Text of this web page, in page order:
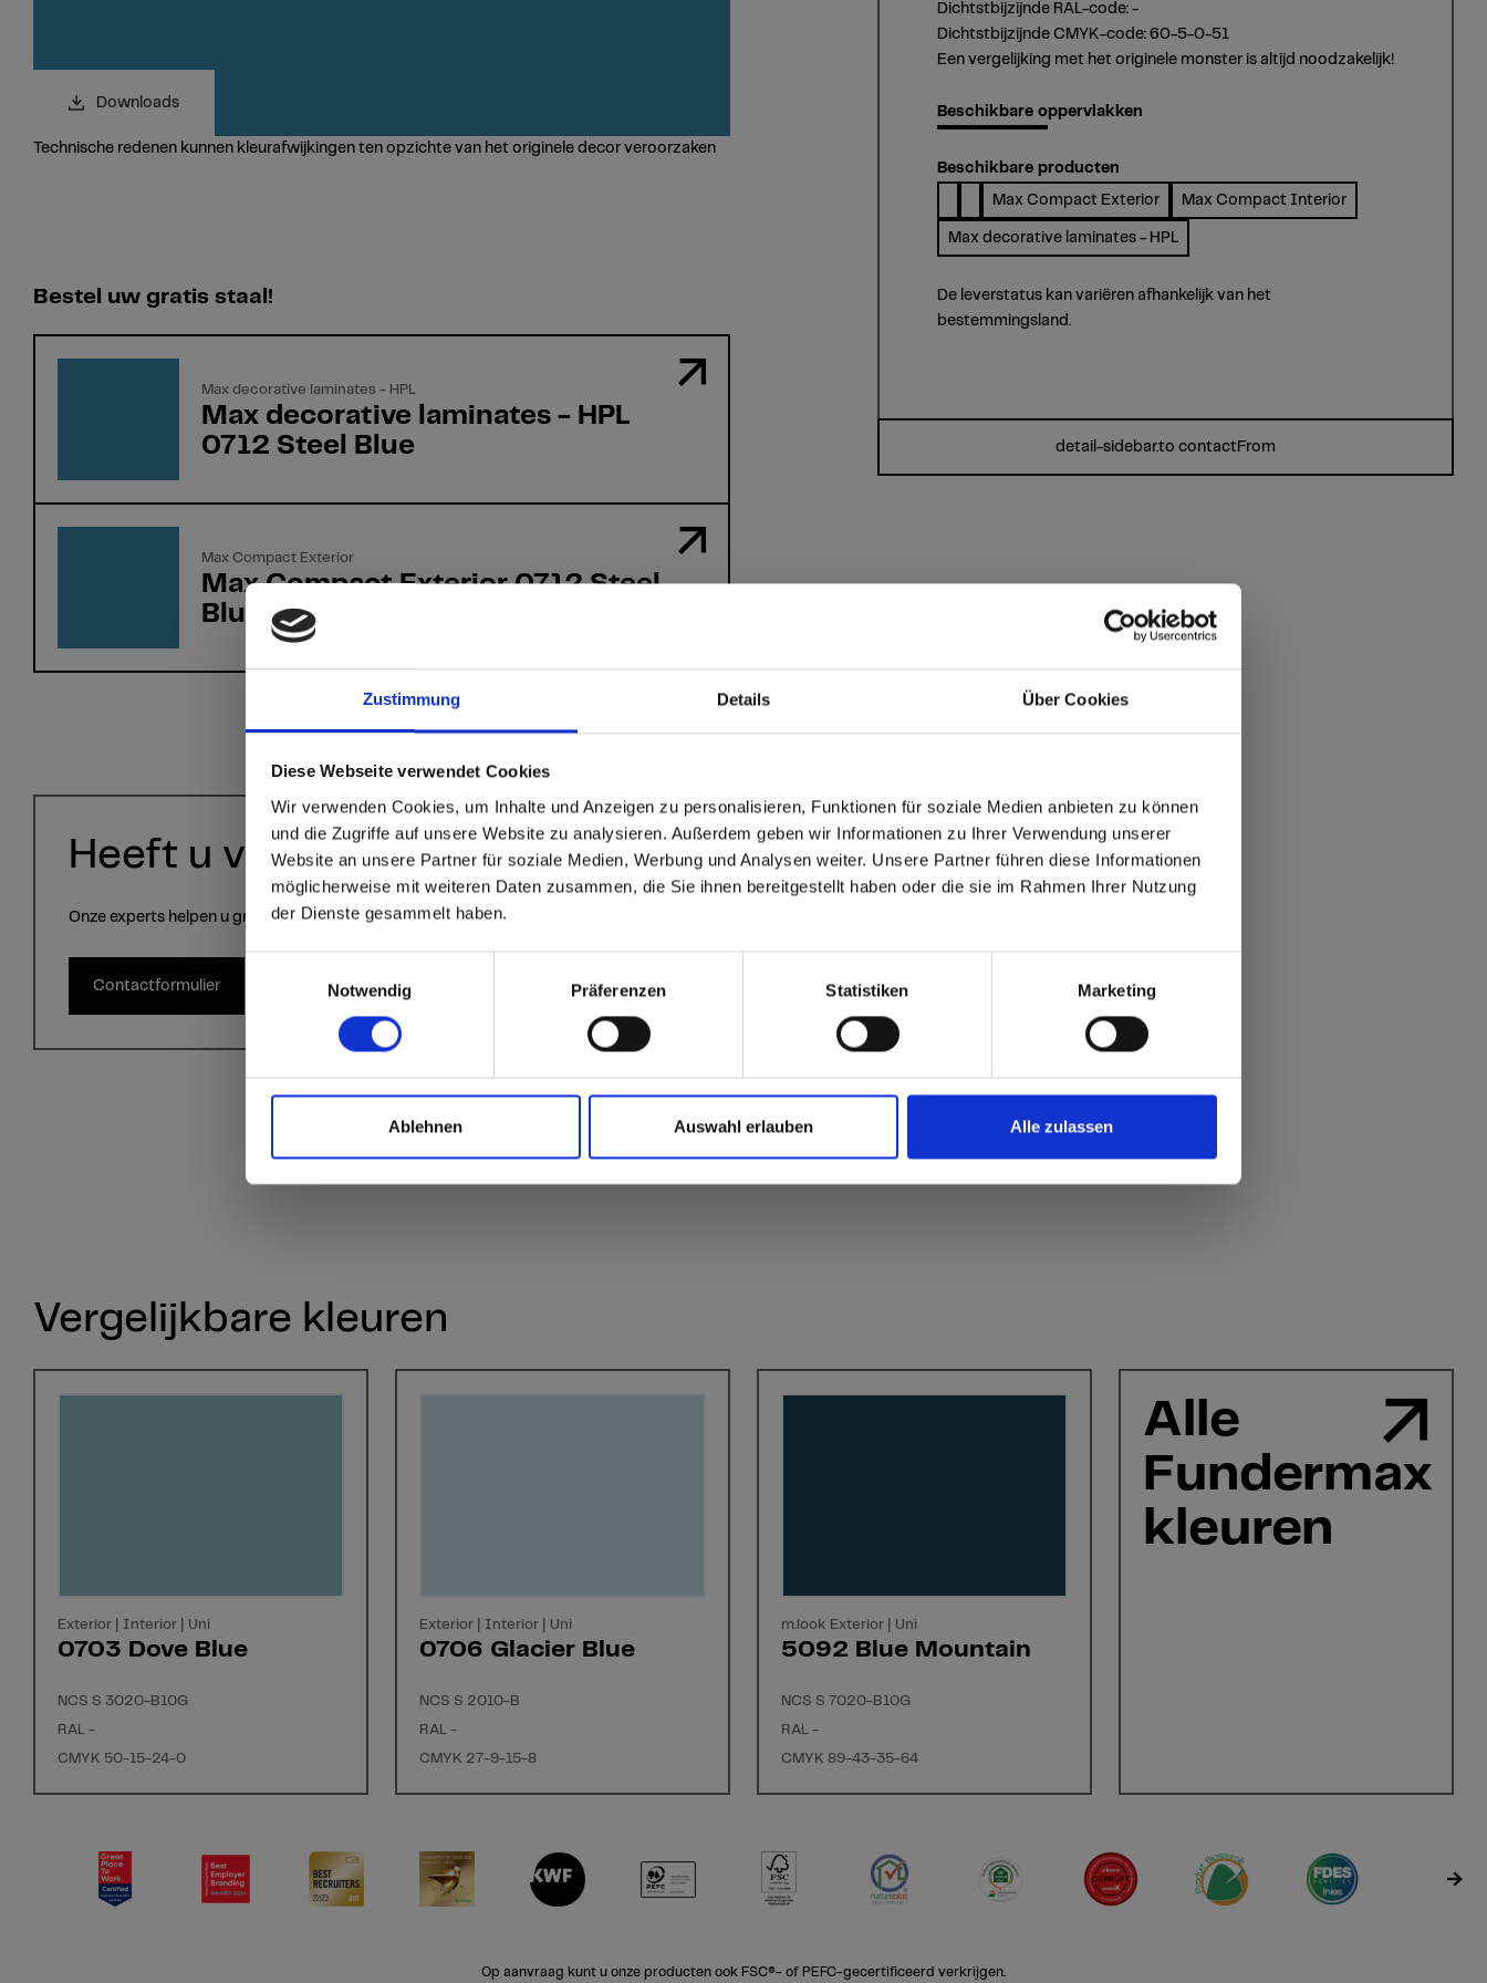
Zustimmung Details Über Cookies
Diese Webseite verwendet Cookies
Wir verwenden Cookies, um Inhalte und Anzeigen zu personalisieren, Funktionen für soziale Medien anbieten zu können
und die Zugriffe auf unsere Website zu analysieren. Außerdem geben wir Informationen zu Ihrer Verwendung unserer
Website an unsere Partner für soziale Medien, Werbung und Analysen weiter. Unsere Partner führen diese Informationen
möglicherweise mit weiteren Daten zusammen, die Sie ihnen bereitgestellt haben oder die sie im Rahmen Ihrer Nutzung
der Dienste gesammelt haben.
Notwendig
Präferenzen Statistiken Marketing
Ablehnen Auswahl erlauben Alle zulassen
sr.modal is not closeable
Are you based in the Verenigde
Staten?
Go to the Fundermax North America website directly from here or discover what Fundermax offers in Europe
and the rest of the world!
Click here to go to the Fundermax North America Website Europe / Rest of the World
Downloads
Technische redenen kunnen kleurafwijkingen ten opzichte van het originele decor veroorzaken
Bestel uw gratis staal!
Max decorative laminates - HPL
Max decorative laminates - HPL
0712 Steel Blue
Max Compact Exterior
Max Compact Exterior 0712 Steel
Blue
Heeft u vragen?
Onze experts helpen u graag verder!
Contactformulier
Dichtstbijzijnde RAL-code: -
Dichtstbijzijnde CMYK-code: 60-5-0-51
Een vergelijking met het originele monster is altijd noodzakelijk!
Beschikbare oppervlakken
Beschikbare producten
Max Compact Exterior Max Compact Interior
Max decorative laminates - HPL
De leverstatus kan variëren afhankelijk van het
bestemmingsland.
detail-sidebar.to contactFrom
Vergelijkbare kleuren
Exterior | Interior | Uni
0703 Dove Blue
NCS S 3020-B10G
RAL -
CMYK 50-15-24-0
Exterior | Interior | Uni
0706 Glacier Blue
NCS S 2010-B
RAL -
CMYK 27-9-15-8
m.look Exterior | Uni
5092 Blue Mountain
NCS S 7020-B10G
RAL -
CMYK 89-43-35-64
Alle
Fundermax
kleuren
Op aanvraag kunt u onze producten ook FSC®- of PEFC-gecertificeerd verkrijgen.